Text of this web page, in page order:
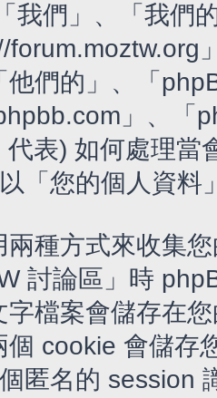
我們」、「我們
他們的」、「
」、
代表) 如何處理當
「您的個人資料
兩種方式來收集
討論區」時
字檔案會儲存在
個 cookie 會儲存
匿名的 session